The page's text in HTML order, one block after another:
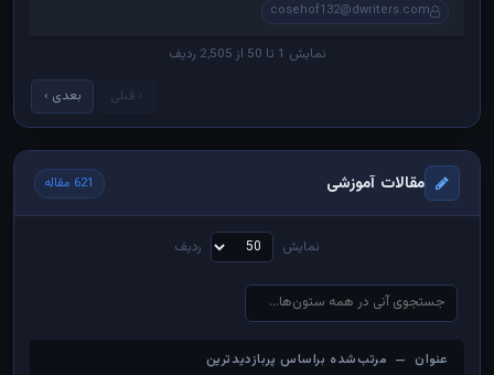
cosehof132@dwriters.com
نمایش 1 تا 50 از 2,505 ردیف
‹ قبلی بعدی ›
مقالات آموزشی 621 مقاله
نمایش ردیف
عنوان — مرتب‌شده براساس پربازدیدترین